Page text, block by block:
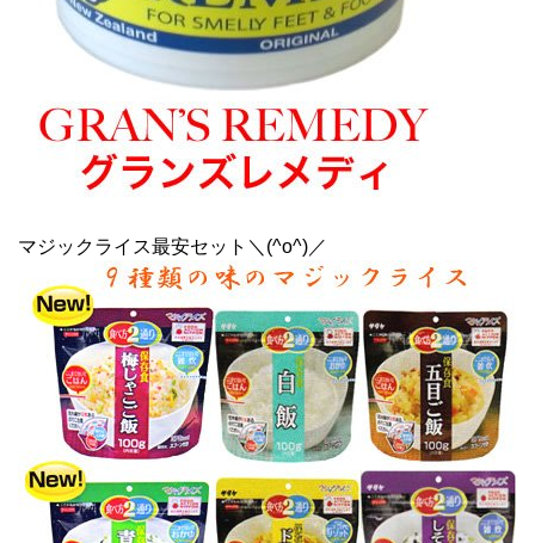
マジックライス最安セット＼(^o^)／